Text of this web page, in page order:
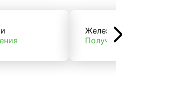
Железнодорожные
Получить